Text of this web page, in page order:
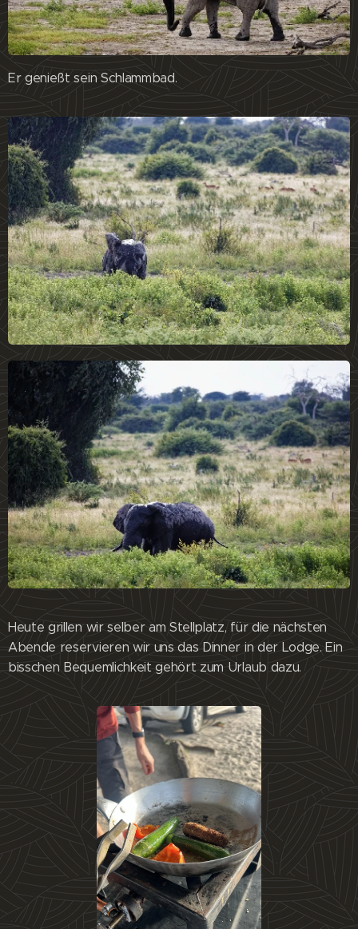
Er genießt sein Schlammbad.
Heute grillen wir selber am Stellplatz, für die nächsten
Abende reservieren wir uns das Dinner in der Lodge. Ein
bisschen Bequemlichkeit gehört zum Urlaub dazu.